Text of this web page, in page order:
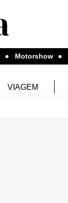
Motorshow
VIAGEM